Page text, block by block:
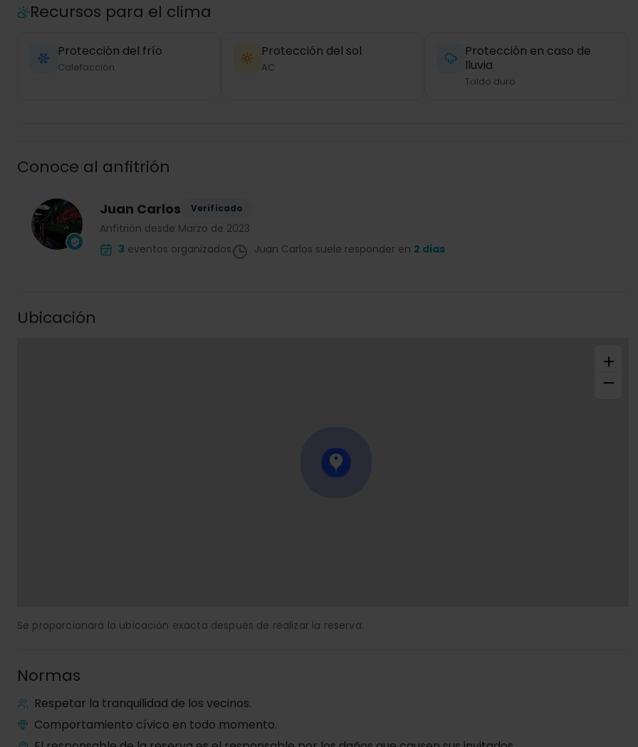
Recursos para el clima
Protección del frío
Calefacción
Protección del sol
AC
Protección en caso de
lluvia
Toldo duro
Conoce al anfitrión
Juan Carlos Verificado
Anfitrión desde Marzo de 2023
3 eventos organizados Juan Carlos suele responder en 2 dias
Ubicación
+
−
Se proporcionará la ubicación exacta después de realizar la reserva.
Normas
Respetar la tranquilidad de los vecinos.
Comportamiento cívico en todo momento.